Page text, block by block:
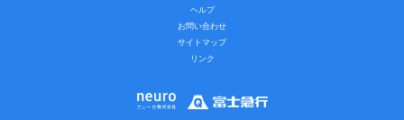
ヘルプ
お問い合わせ
サイトマップ
リンク